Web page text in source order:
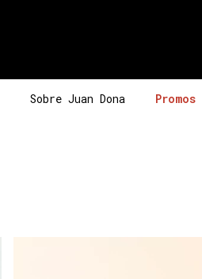
Sobre Juan Dona Promos